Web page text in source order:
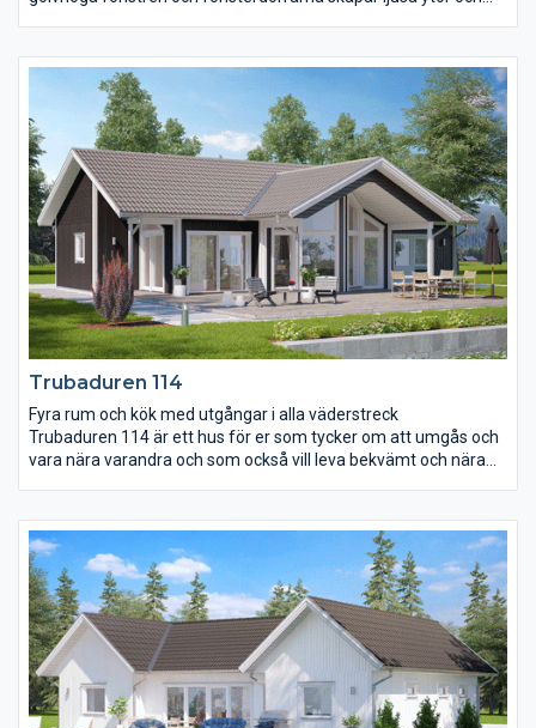
upp av kyl och frys som också bildar en användbar vägg att till
exempel placera braskaminen mot. I anslutning till
vardagsrummet finns ett separat allrum som är perfekt att
utnyttja när man behöver dra sig undan från kökets stök och
bök. Trubaduren 112 har även tre fina sovrum där
föräldrasovrummet är utrustat med en lyxig
skjutdörrsgarderob som standard.
Trubaduren 114
Fyra rum och kök med utgångar i alla väderstreck
Trubaduren 114 är ett hus för er som tycker om att umgås och
vara nära varandra och som också vill leva bekvämt och nära
träffpunkten. Ryggåstaket, burspråket, de generösa fönstren
och de sex utgångsmöjligheterna i alla fyra väderstrecken får
huset att andas. Det utskjutande taket över uteplatsen utgör
ett bra väderskydd och mjukar upp övergången från inne till
ute.